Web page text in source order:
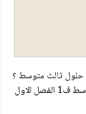
حلول ثالث متوسط؟
ثالث متوسط ف1 الفصل الاول